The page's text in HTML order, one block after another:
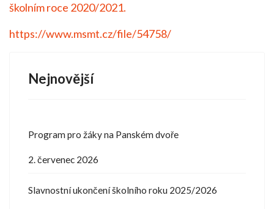
školním roce 2020/2021.
https://www.msmt.cz/file/54758/
Nejnovější
Program pro žáky na Panském dvoře
2. červenec 2026
Slavnostní ukončení školního roku 2025/2026